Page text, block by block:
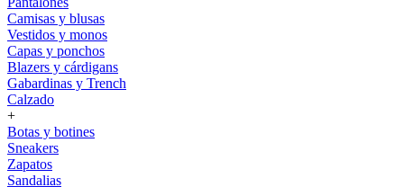
Camisas y blusas
Vestidos y monos
Capas y ponchos
Blazers y cárdigans
Gabardinas y Trench
Calzado
+
Botas y botines
Sneakers
Zapatos
Sandalias